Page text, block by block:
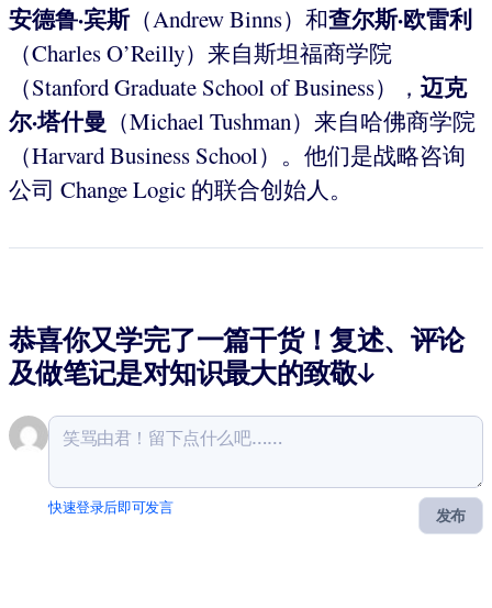
安德鲁·宾斯（Andrew Binns）和查尔斯·欧雷利
（Charles O’Reilly）来自斯坦福商学院
（Stanford Graduate School of Business）， 迈克
尔·塔什曼 （Michael Tushman）来自哈佛商学院
（Harvard Business School）。他们是战略咨询
公司 Change Logic 的联合创始人。
恭喜你又学完了一篇干货！复述、评论
及做笔记是对知识最大的致敬↓
发布
快速登录后即可发言